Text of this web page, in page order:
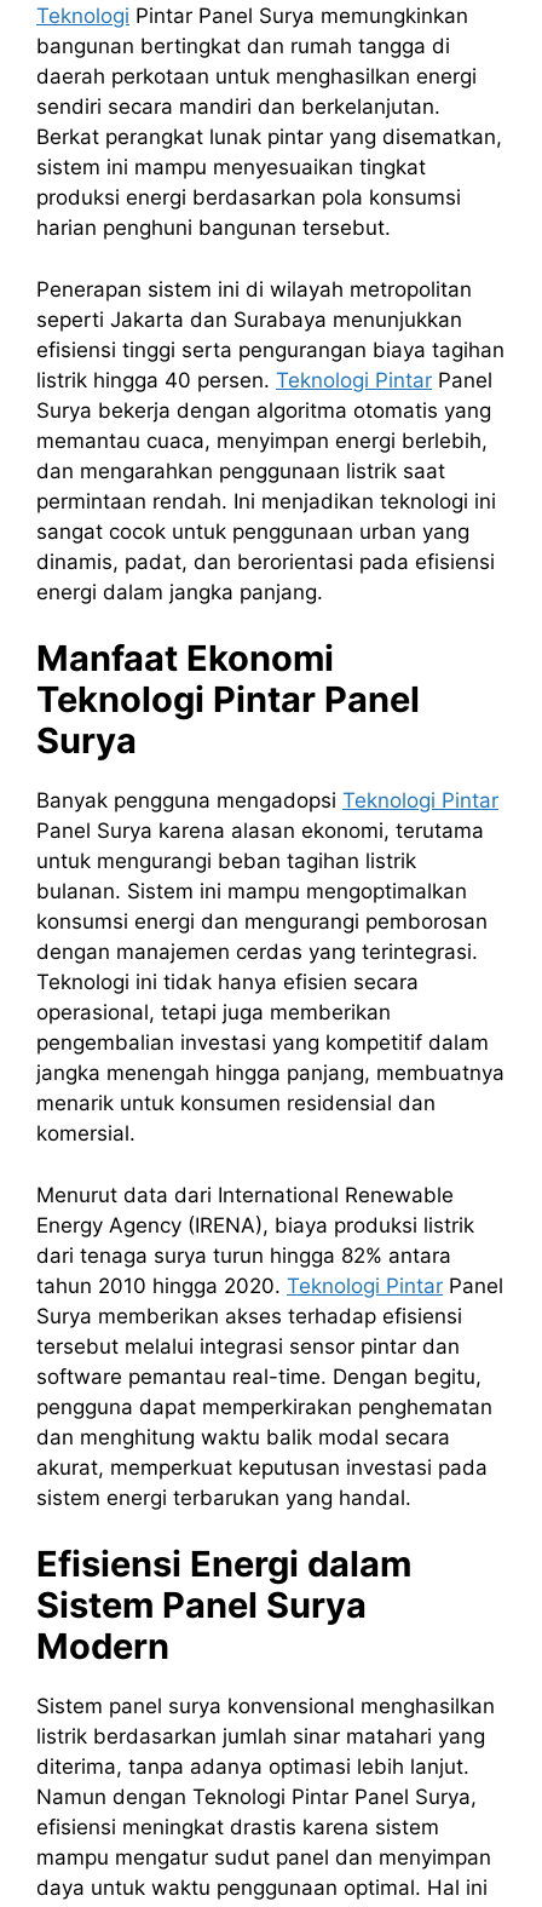
Teknologi Pintar Panel Surya memungkinkan
bangunan bertingkat dan rumah tangga di
daerah perkotaan untuk menghasilkan energi
sendiri secara mandiri dan berkelanjutan.
Berkat perangkat lunak pintar yang disematkan,
sistem ini mampu menyesuaikan tingkat
produksi energi berdasarkan pola konsumsi
harian penghuni bangunan tersebut.
Penerapan sistem ini di wilayah metropolitan
seperti Jakarta dan Surabaya menunjukkan
efisiensi tinggi serta pengurangan biaya tagihan
listrik hingga 40 persen. Teknologi Pintar Panel
Surya bekerja dengan algoritma otomatis yang
memantau cuaca, menyimpan energi berlebih,
dan mengarahkan penggunaan listrik saat
permintaan rendah. Ini menjadikan teknologi ini
sangat cocok untuk penggunaan urban yang
dinamis, padat, dan berorientasi pada efisiensi
energi dalam jangka panjang.
Manfaat Ekonomi
Teknologi Pintar Panel
Surya
Banyak pengguna mengadopsi Teknologi Pintar
Panel Surya karena alasan ekonomi, terutama
untuk mengurangi beban tagihan listrik
bulanan. Sistem ini mampu mengoptimalkan
konsumsi energi dan mengurangi pemborosan
dengan manajemen cerdas yang terintegrasi.
Teknologi ini tidak hanya efisien secara
operasional, tetapi juga memberikan
pengembalian investasi yang kompetitif dalam
jangka menengah hingga panjang, membuatnya
menarik untuk konsumen residensial dan
komersial.
Menurut data dari International Renewable
Energy Agency (IRENA), biaya produksi listrik
dari tenaga surya turun hingga 82% antara
tahun 2010 hingga 2020. Teknologi Pintar Panel
Surya memberikan akses terhadap efisiensi
tersebut melalui integrasi sensor pintar dan
software pemantau real-time. Dengan begitu,
pengguna dapat memperkirakan penghematan
dan menghitung waktu balik modal secara
akurat, memperkuat keputusan investasi pada
sistem energi terbarukan yang handal.
Efisiensi Energi dalam
Sistem Panel Surya
Modern
Sistem panel surya konvensional menghasilkan
listrik berdasarkan jumlah sinar matahari yang
diterima, tanpa adanya optimasi lebih lanjut.
Namun dengan Teknologi Pintar Panel Surya,
efisiensi meningkat drastis karena sistem
mampu mengatur sudut panel dan menyimpan
daya untuk waktu penggunaan optimal. Hal ini